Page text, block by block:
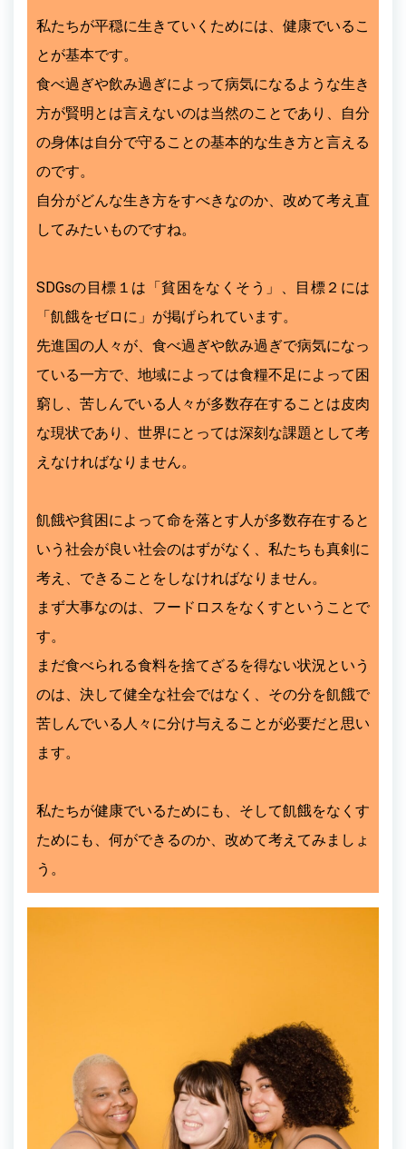
私たちが平穏に生きていくためには、健康でいるこ
とが基本です。
食べ過ぎや飲み過ぎによって病気になるような生き
方が賢明とは言えないのは当然のことであり、自分
の身体は自分で守ることの基本的な生き方と言える
のです。
自分がどんな生き方をすべきなのか、改めて考え直
してみたいものですね。
SDGsの目標１は「貧困をなくそう」、目標２には
「飢餓をゼロに」が掲げられています。
先進国の人々が、食べ過ぎや飲み過ぎで病気になっ
ている一方で、地域によっては食糧不足によって困
窮し、苦しんでいる人々が多数存在することは皮肉
な現状であり、世界にとっては深刻な課題として考
えなければなりません。
飢餓や貧困によって命を落とす人が多数存在すると
いう社会が良い社会のはずがなく、私たちも真剣に
考え、できることをしなければなりません。
まず大事なのは、フードロスをなくすということで
す。
まだ食べられる食料を捨てざるを得ない状況という
のは、決して健全な社会ではなく、その分を飢餓で
苦しんでいる人々に分け与えることが必要だと思い
ます。
私たちが健康でいるためにも、そして飢餓をなくす
ためにも、何ができるのか、改めて考えてみましょ
う。